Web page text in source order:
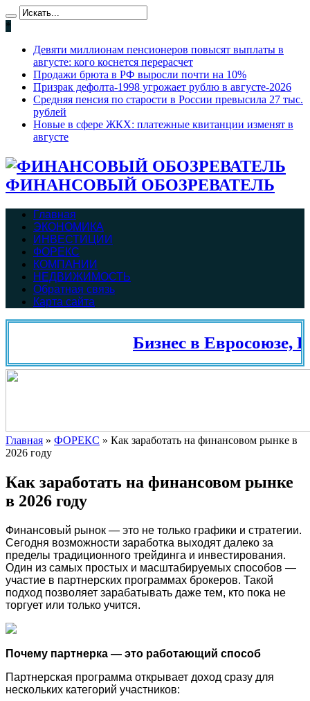
*
Девяти миллионам пенсионеров повысят выплаты в
августе: кого коснется перерасчет
Продажи брюта в РФ выросли почти на 10%
Призрак дефолта-1998 угрожает рублю в августе-2026
Средняя пенсия по старости в России превысила 27 тыс.
рублей
Новые в сфере ЖКХ: платежные квитанции изменят в
августе
ФИНАНСОВЫЙ ОБОЗРЕВАТЕЛЬ
Главная
ЭКОНОМИКА
ИНВЕСТИЦИИ
ФОРЕКС
КОМПАНИИ
НЕДВИЖИМОСТЬ
Обратная связь
Карта сайта
Бизнес в Евросоюзе,
Главная » ФОРЕКС » Как заработать на финансовом рынке в
2026 году
Как заработать на финансовом рынке
в 2026 году
Финансовый рынок — это не только графики и стратегии.
Сегодня возможности заработка выходят далеко за
пределы традиционного трейдинга и инвестирования.
Один из самых простых и масштабируемых способов —
участие в партнерских программах брокеров. Такой
подход позволяет зарабатывать даже тем, кто пока не
торгует или только учится.
Почему партнерка — это работающий способ
Партнерская программа открывает доход сразу для
нескольких категорий участников: